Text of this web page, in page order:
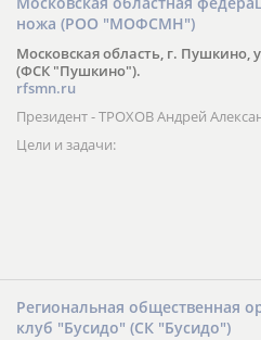
ножа (РОО "МОФСМН")
Московская область, г. Пушкино,
(ФСК "Пушкино").
rfsmn.ru
Президент - ТРОХОВ Андрей
Цели и задачи:
Региональная общественная
клуб "Бусидо" (СК "Бусидо")